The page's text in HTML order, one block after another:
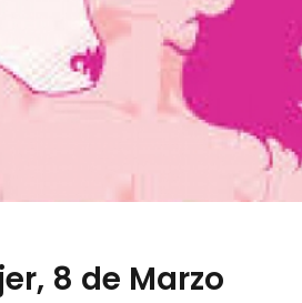
8 de Marzo